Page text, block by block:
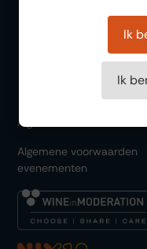
Algemene voorwaarden
Algemene voorwaarden
evenementen
Ik
Ik